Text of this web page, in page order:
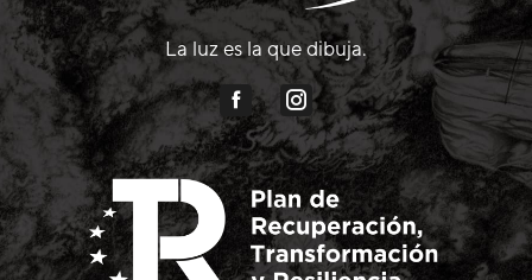
La luz es la que dibuja.